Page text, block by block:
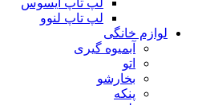
لپ تاپ لنوو
لوازم خانگی
آبمیوه گیری
اتو
بخارشو
پنکه